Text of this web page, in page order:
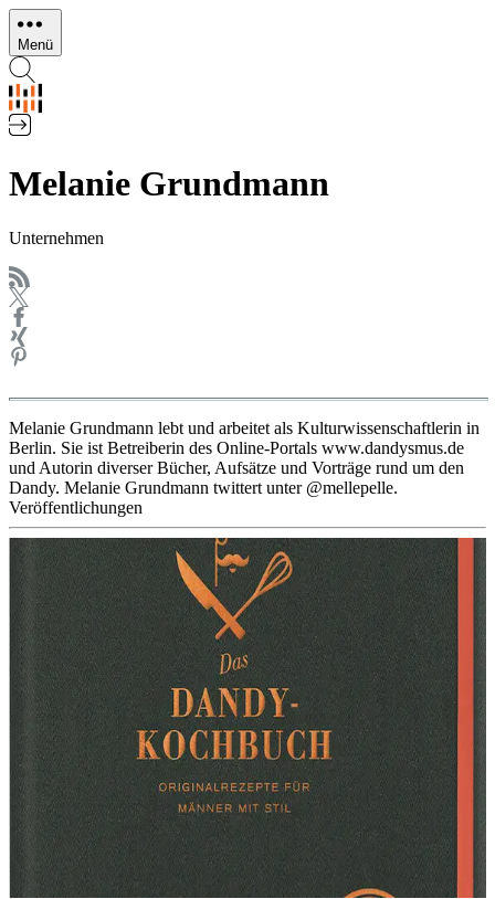
Direkt
zum
Inhalt
Menü
Melanie Grundmann
Unternehmen
Melanie Grundmann lebt und arbeitet als Kulturwissenschaftlerin in
Berlin. Sie ist Betreiberin des Online-Portals www.dandysmus.de
und Autorin diverser Bücher, Aufsätze und Vorträge rund um den
Dandy. Melanie Grundmann twittert unter @mellepelle.
Veröffentlichungen